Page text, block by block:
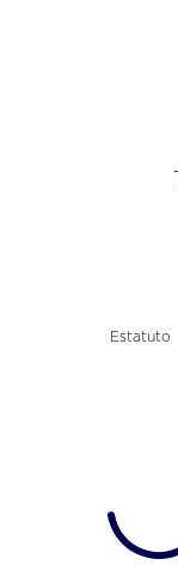
Estatuto